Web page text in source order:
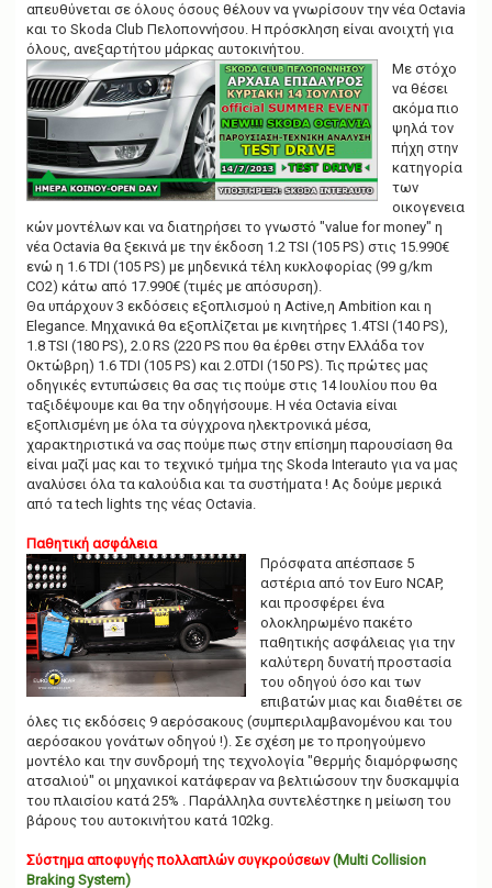
απευθύνεται σε όλους όσους θέλουν να γνωρίσουν την νέα Octavia
και το Skoda Club Πελοποννήσου. Η πρόσκληση είναι ανοιχτή για
όλους, ανεξαρτήτου μάρκας αυτοκινήτου.
Με στόχο
να θέσει
ακόμα πιο
ψηλά τον
πήχη στην
κατηγορία
των
οικογενεια
κών μοντέλων και να διατηρήσει το γνωστό "value for money" η
νέα Octavia θα ξεκινά με την έκδοση 1.2 TSI (105 PS) στις 15.990€
ενώ η 1.6 TDI (105 PS) με μηδενικά τέλη κυκλοφορίας (99 g/km
CO2) κάτω από 17.990€ (τιμές με απόσυρση).
Θα υπάρχουν 3 εκδόσεις εξοπλισμού η Active,η Ambition και η
Elegance. Μηχανικά θα εξοπλίζεται με κινητήρες 1.4TSI (140 PS),
1.8 TSI (180 PS), 2.0 RS (220 PS που θα έρθει στην Ελλάδα τον
Οκτώβρη) 1.6 TDI (105 PS) και 2.0TDI (150 PS). Τις πρώτες μας
οδηγικές εντυπώσεις θα σας τις πούμε στις 14 Ιουλίου που θα
ταξιδέψουμε και θα την οδηγήσουμε. Η νέα Octavia είναι
εξοπλισμένη με όλα τα σύγχρονα ηλεκτρονικά μέσα,
χαρακτηριστικά να σας πούμε πως στην επίσημη παρουσίαση θα
είναι μαζί μας και το τεχνικό τμήμα της Skoda Interauto για να μας
αναλύσει όλα τα καλούδια και τα συστήματα ! Ας δούμε μερικά
από τα tech lights της νέας Octavia.
Παθητική ασφάλεια
Πρόσφατα απέσπασε 5
αστέρια από τον Euro NCAP,
και προσφέρει ένα
ολοκληρωμένο πακέτο
παθητικής ασφάλειας για την
καλύτερη δυνατή προστασία
του οδηγού όσο και των
επιβατών μιας και διαθέτει σε
όλες τις εκδόσεις 9 αερόσακους (συμπεριλαμβανομένου και του
αερόσακου γονάτων οδηγού !). Σε σχέση με το προηγούμενο
μοντέλο και την συνδρομή της τεχνολογία "θερμής διαμόρφωσης
ατσαλιού" οι μηχανικοί κατάφεραν να βελτιώσουν την δυσκαμψία
του πλαισίου κατά 25% . Παράλληλα συντελέστηκε η μείωση του
βάρους του αυτοκινήτου κατά 102kg.
Σύστημα αποφυγής πολλαπλών συγκρούσεων (Multi Collision
Braking System)